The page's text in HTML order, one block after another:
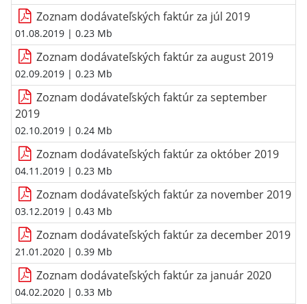
Zoznam dodávateľských faktúr za júl 2019
01.08.2019 | 0.23 Mb
Zoznam dodávateľských faktúr za august 2019
02.09.2019 | 0.23 Mb
Zoznam dodávateľských faktúr za september
2019
02.10.2019 | 0.24 Mb
Zoznam dodávateľských faktúr za október 2019
04.11.2019 | 0.23 Mb
Zoznam dodávateľských faktúr za november 2019
03.12.2019 | 0.43 Mb
Zoznam dodávateľských faktúr za december 2019
21.01.2020 | 0.39 Mb
Zoznam dodávateľských faktúr za január 2020
04.02.2020 | 0.33 Mb